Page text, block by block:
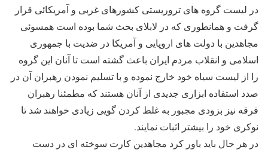
در لیست گروه های تروریستی کشورهای غربی و آمریکائی قرار
گرفت و همانطوری که در لابلای بحث شما بوده است همسوئی
مجاهدین با دولت های اروپایی و آمریکا در ضدیت با جمهوری
اسلامی و انقلاب مردم ایران باعث گشته است تا آنان این گروه
را از لیست سیاه خود خارج نموده و با تسلیم نمودن رهبران آن در
صدد استفاده ابزاری جدیدی از آنان هستند که مطمئنا رهبران
فرقه نیز بزودی مجبور به غلط کردن گویی زیادی خواهند شد تا
نوکری خود را بیشتر اثبات نمایند.
در هر حال باید باور کرد مجاهدین کارت سوخته ای در دست